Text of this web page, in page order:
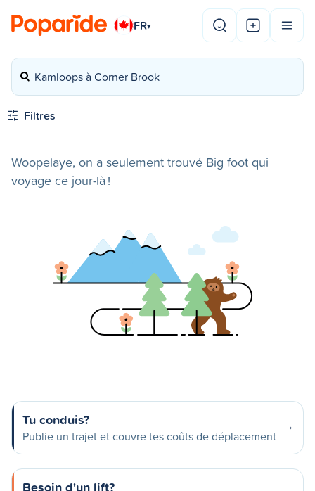
FR▾
Kamloops à Corner Brook
Filtres
Woopelaye, on a seulement trouvé Big foot qui
voyage ce jour-là !
Tu conduis?
Publie un trajet et couvre tes coûts de déplacement
Besoin d'un lift?